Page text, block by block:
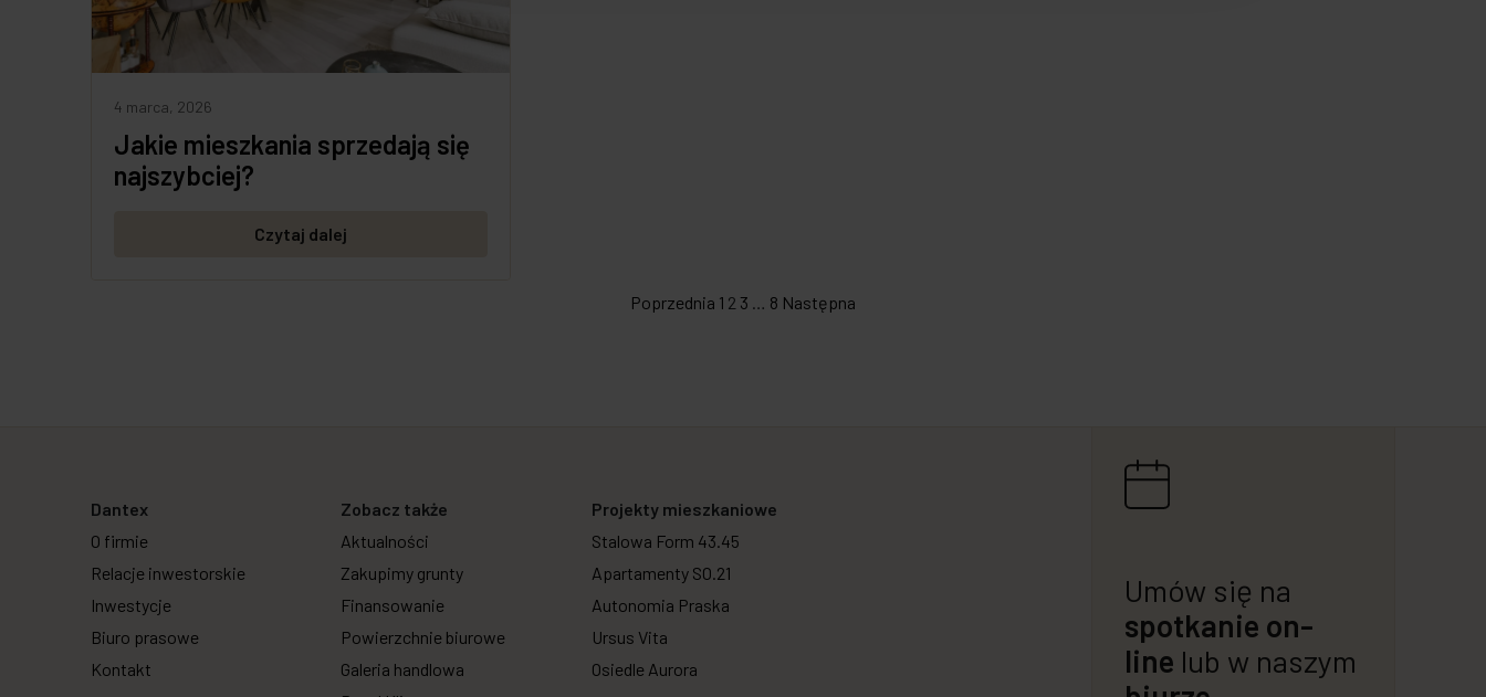
4 marca, 2026
Jakie mieszkania sprzedają się
najszybciej?
Czytaj dalej
Poprzednia 1 2 3 8 Następna
Dantex
O firmie
Relacje inwestorskie
Inwestycje
Biuro prasowe
Kontakt
Zobacz także
Aktualności
Zakupimy grunty
Finansowanie
Powierzchnie biurowe
Galeria handlowa
Projekty mieszkaniowe
Stalowa Form 43.45
Apartamenty SO.21
Autonomia Praska
Ursus Vita
Osiedle Aurora
Umów się na
spotkanie on-
line lub w naszym